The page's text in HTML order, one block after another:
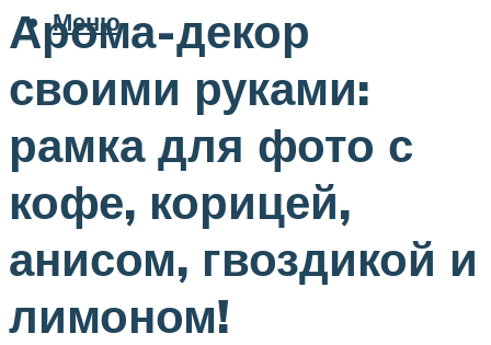
Меню
Арома-декор
своими руками:
рамка для фото с
кофе, корицей,
анисом, гвоздикой и
лимоном!